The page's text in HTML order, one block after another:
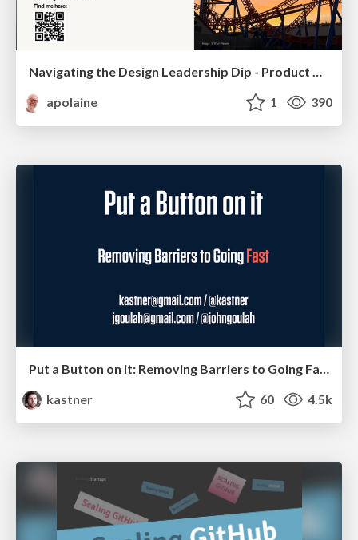
Navigating the Design Leadership Dip - Product Design Week Design Leaders+ Conference 2024
apolaine
1 390
Put a Button on it: Removing Barriers to Going Fast.
kastner
60 4.5k